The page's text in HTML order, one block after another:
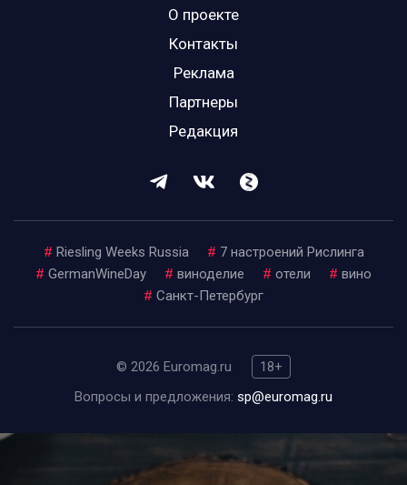
О проекте
Контакты
Реклама
Партнеры
Редакция
# Riesling Weeks Russia # 7 настроений Рислинга
# GermanWineDay # виноделие # отели # вино
# Санкт-Петербург
© 2026 Euromag.ru
18+
Вопросы и предложения: sp@euromag.ru